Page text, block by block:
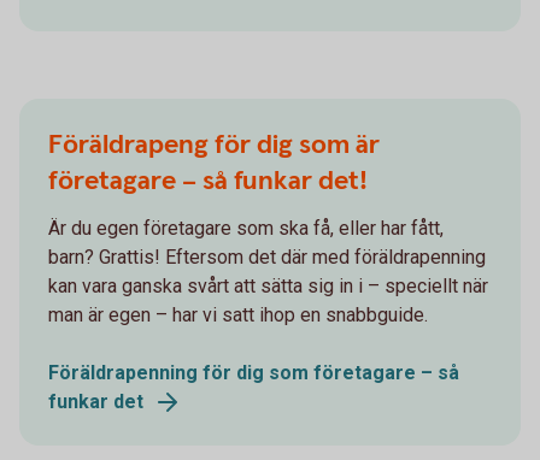
Föräldrapeng för dig som är
företagare – så funkar det!
Är du egen företagare som ska få, eller har fått,
barn? Grattis! Eftersom det där med föräldrapenning
kan vara ganska svårt att sätta sig in i – speciellt när
man är egen – har vi satt ihop en snabbguide.
Föräldrapenning för dig som företagare – så
funkar det